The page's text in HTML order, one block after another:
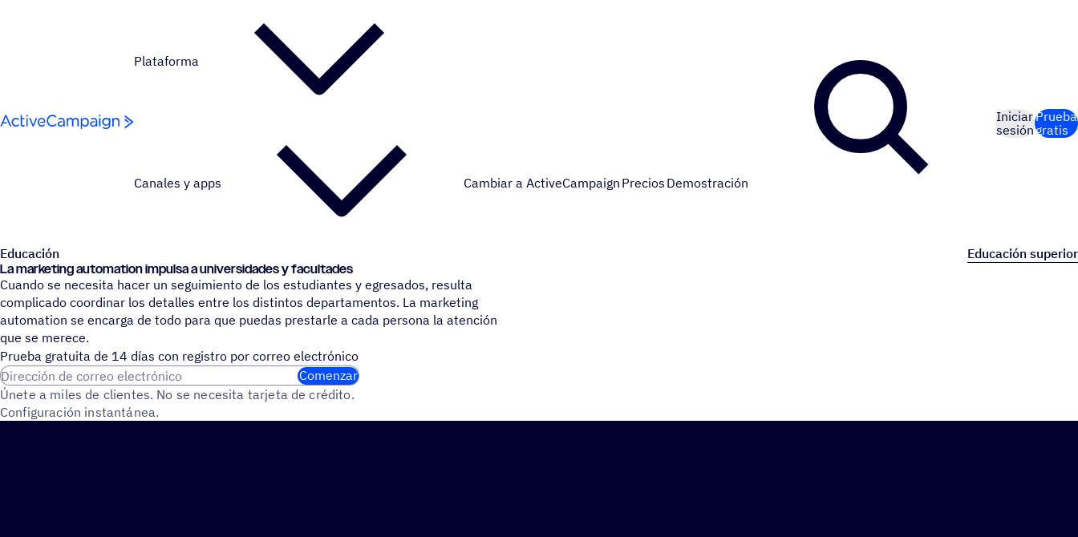
Plataforma
Canales y apps Cambiar a ActiveCampaign Precios Demostración
Iniciar
sesión
Prueba
gratis
Educación Educación superior
La marke­ting auto­ma­tion impulsa a univer­si­da­des y facultades
Cuando se necesita hacer un seguimiento de los estudiantes y egresados, resulta
complicado coordinar los detalles entre los distintos departamentos. La marketing
automation se encarga de todo para que puedas prestarle a cada persona la atención
que se merece.
Prueba gratuita de 14 días con regis­tro por correo electrónico
Dirección de correo electrónico
Comenzar
Únete a miles de clientes. No se necesita tarjeta de crédito.
Configuración instantánea.